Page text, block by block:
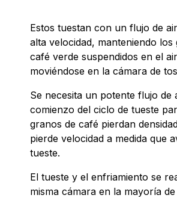
Estos tuestan con un flujo de
alta velocidad, manteniendo los
café verde suspendidos en el
moviéndose en la cámara de
Se necesita un potente flujo de
comienzo del ciclo de tueste
granos de café pierdan
pierde velocidad a medida que
tueste.
El tueste y el enfriamiento se
misma cámara en la mayoría